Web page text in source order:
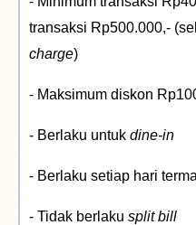
transaksi Rp500.000,-
charge)
- Maksimum diskon
- Berlaku untuk dine-in
- Berlaku setiap hari
- Tidak berlaku split bill